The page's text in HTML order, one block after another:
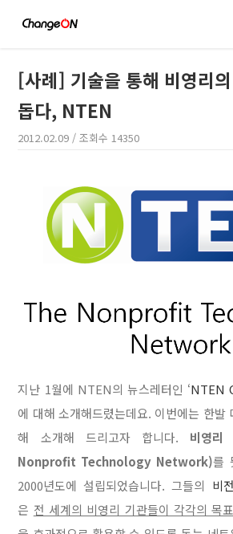
[사례] 기술을 통해 비영리
돕다, NTEN
2012.02.09 / 조회수14350
지난 1월에 NTEN의 뉴스레터인 ‘NTEN
에 대해 소개해드렸는데요. 이번에는 한발
해 소개해 드리고자 합니다. 비영리
Nonprofit Technology Network)를
2000년도에 설립되었습니다. 그들의 비전
은 전 세계의 비영리 기관들이 각각의 목